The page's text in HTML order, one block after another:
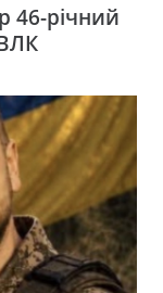
46-річний